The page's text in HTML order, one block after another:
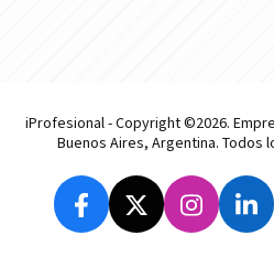
iProfesional - Copyright ©2026.
Buenos Aires, Argentina. Todos